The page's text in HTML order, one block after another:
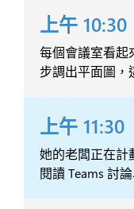
上午 10:30
每個會議室看起
步調出平面圖，
上午 11:30
她的老闆正在計
閱讀 Teams 討